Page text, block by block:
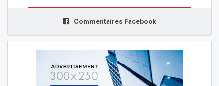
Commentaires Facebook